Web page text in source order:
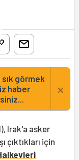
görmek
haber
×
Irak'a asker
çıktıkları için